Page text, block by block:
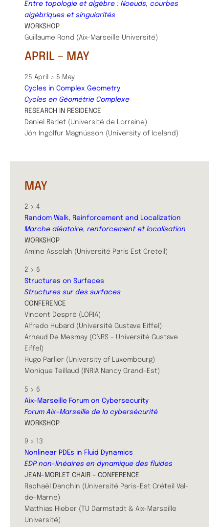
Entre topologie et algèbre : Noeuds, courbes
algébriques et singularités
WORKSHOP
Guillaume Rond (Aix-Marseille Université)
APRIL – MAY
25 April > 6 May
Cycles in Complex Geometry
Cycles en Géométrie Complexe
RESEARCH IN RESIDENCE
Daniel Barlet (Université de Lorraine)
Jón Ingólfur Magnússon (University of Iceland)
MAY
2 > 4
Random Walk, Reinforcement and Localization
Marche aléatoire, renforcement et localisation
WORKSHOP
Amine Asselah (Université Paris Est Creteil)
2 > 6
Structures on Surfaces
Structures sur des surfaces
CONFERENCE
Vincent Despré (LORIA)
Alfredo Hubard (Université Gustave Eiffel)
Arnaud De Mesmay (CNRS – Université Gustave
Eiffel)
Hugo Parlier (University of Luxembourg)
Monique Teillaud (INRIA Nancy Grand-Est)
5 > 6
Aix-Marseille Forum on Cybersecurity
Forum Aix-Marseille de la cybersécurité
WORKSHOP
9 > 13
Nonlinear PDEs in Fluid Dynamics
EDP non-linéaires en dynamique des fluides
JEAN-MORLET CHAIR – CONFERENCE
Raphaël Danchin (Université Paris-Est Créteil Val-
de-Marne)
Matthias Hieber (TU Darmstadt & Aix-Marseille
Université)